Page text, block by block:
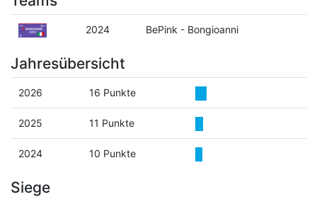
2024 BePink - Bongioanni
Jahresübersicht
2026 16 Punkte
2025 11 Punkte
2024 10 Punkte
Siege